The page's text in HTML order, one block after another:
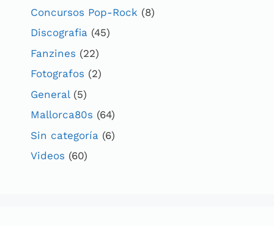
Concursos Pop-Rock (8)
Discografia (45)
Fanzines (22)
Fotografos (2)
General(5)
Mallorca80s (64)
Sin categoría (6)
Videos (60)